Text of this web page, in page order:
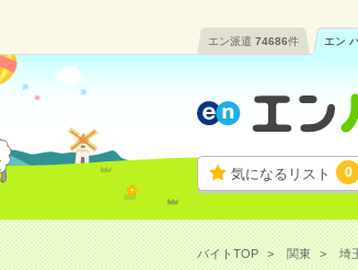
エン派遣 74686件 エン
気になるリスト 0
バイトTOP 関東 埼